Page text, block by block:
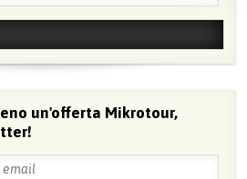
un'offerta Mikrotour,